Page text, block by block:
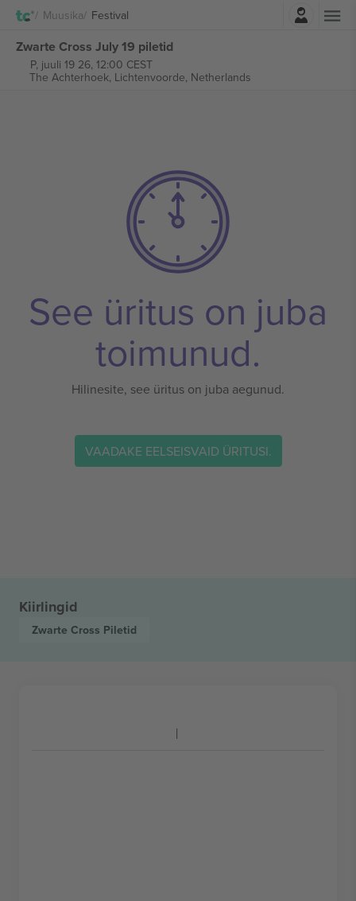
Muusika Festival
Zwarte Cross July 19 piletid
P, juuli 19 26, 12:00 CEST
The Achterhoek, Lichtenvoorde, Netherlands
See üritus on juba
toimunud.
Hilinesite, see üritus on juba aegunud.
VAADAKE EELSEISVAID ÜRITUSI.
Kiirlingid
Zwarte Cross Piletid